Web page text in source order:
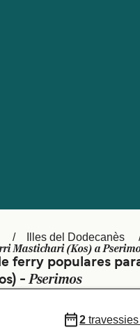
Belgique
Norge
Maroc
Illes del Dodecanès
Mastichari (Kos) a
ferry populares
-Pserimos
2